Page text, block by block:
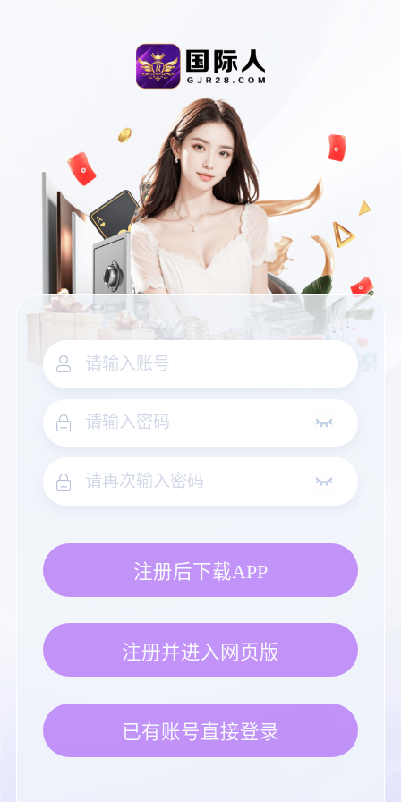
注册后下载APP
注册并进入网页版
已有账号直接登录